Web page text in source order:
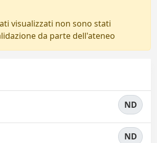
visualizzati non sono stati
da parte dell'ateneo
ND
ND